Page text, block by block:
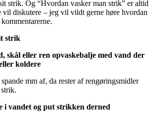
strik. Og “Hvordan vasker man strik” er altid
vil diskutere – jeg vil vildt gerne høre hvordan
strik
skål eller ren opvaskebalje med vand der
koldere
mm af, da rester af rengøringsmidler
i vandet og put strikken derned